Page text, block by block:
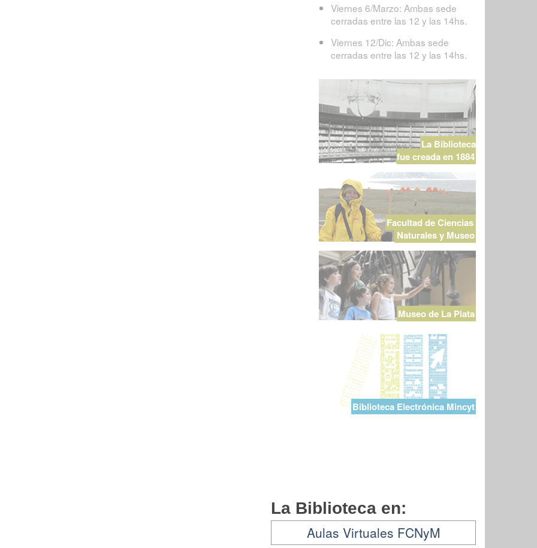
Viernes 6/Marzo: Ambas sede
cerradas entre las 12 y las 14hs.
Viernes 12/Dic: Ambas sede
cerradas entre las 12 y las 14hs.
La Biblioteca
fue creada en 1884
Facultad de Ciencias
Naturales y Museo
Museo de La Plata
Biblioteca Electrónica Mincyt
La Biblioteca en:
Aulas Virtuales FCNyM